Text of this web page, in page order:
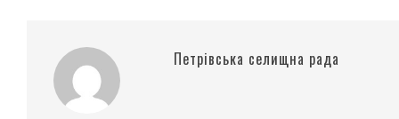
Петрівська селищна рада